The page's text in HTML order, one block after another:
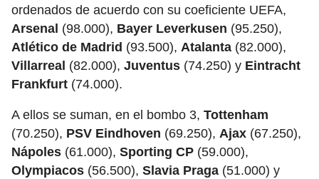
ordenados de acuerdo con su coeficiente UEFA,
Arsenal (98.000), Bayer Leverkusen (95.250),
Atlético de Madrid (93.500), Atalanta (82.000),
Villarreal (82.000), Juventus (74.250) y Eintracht
Frankfurt (74.000).
A ellos se suman, en el bombo 3, Tottenham
(70.250), PSV Eindhoven (69.250), Ajax (67.250),
Nápoles (61.000), Sporting CP (59.000),
Olympiacos (56.500), Slavia Praga (51.000) y